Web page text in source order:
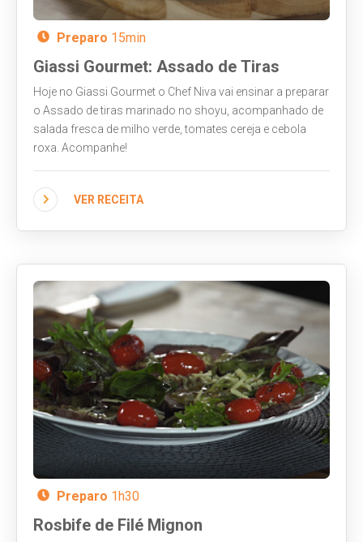
Preparo 15min
Giassi Gourmet: Assado de Tiras
Hoje no Giassi Gourmet o Chef Niva vai ensinar a preparar
o Assado de tiras marinado no shoyu, acompanhado de
salada fresca de milho verde, tomates cereja e cebola
roxa. Acompanhe!
VER RECEITA
Preparo 1h30
Rosbife de Filé Mignon